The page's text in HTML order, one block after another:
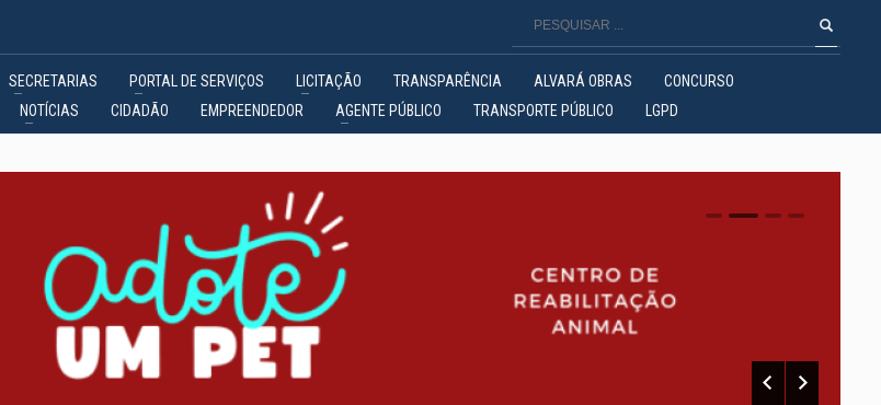
SECRETARIAS PORTAL DE SERVIÇOS LICITAÇÃO TRANSPARÊNCIA ALVARÁ OBRAS
CONCURSO
NOTÍCIAS CIDADÃO EMPREENDEDOR AGENTE PÚBLICO TRANSPORTE PÚBLICO LGPD
0 1 2